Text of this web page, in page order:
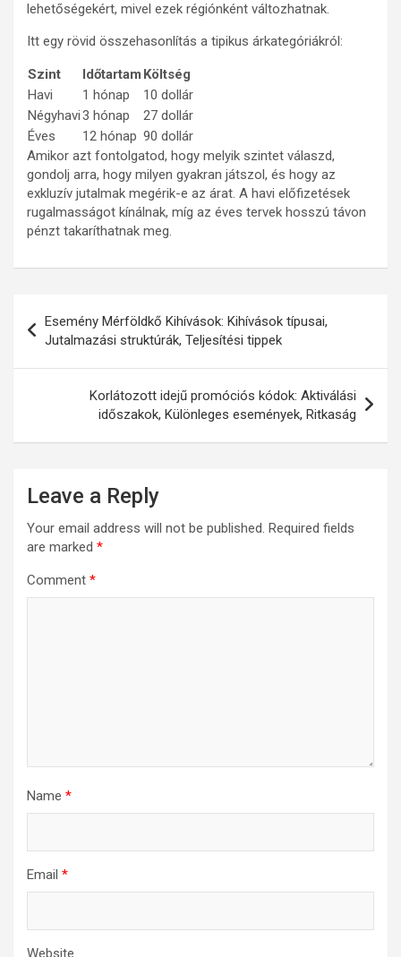
lehetőségekért, mivel ezek régiónként változhatnak.
Itt egy rövid összehasonlítás a tipikus árkategóriákról:
Szint Időtartam Költség
Havi
1 hónap
10 dollár
Négyhavi3 hónap
27 dollár
Éves
12 hónap 90 dollár
Amikor azt fontolgatod, hogy melyik szintet válaszd,
gondolj arra, hogy milyen gyakran játszol, és hogy az
exkluzív jutalmak megérik-e az árat. A havi előfizetések
rugalmasságot kínálnak, míg az éves tervek hosszú távon
pénzt takaríthatnak meg.
navigation
Esemény Mérföldkő Kihívások: Kihívások típusai,
Jutalmazási struktúrák, Teljesítési tippek
Korlátozott idejű promóciós kódok: Aktiválási
időszakok, Különleges események, Ritkaság
Leave a Reply
Your email address will not be published. Required fields
are marked *
Comment *
Name *
Email *
Website